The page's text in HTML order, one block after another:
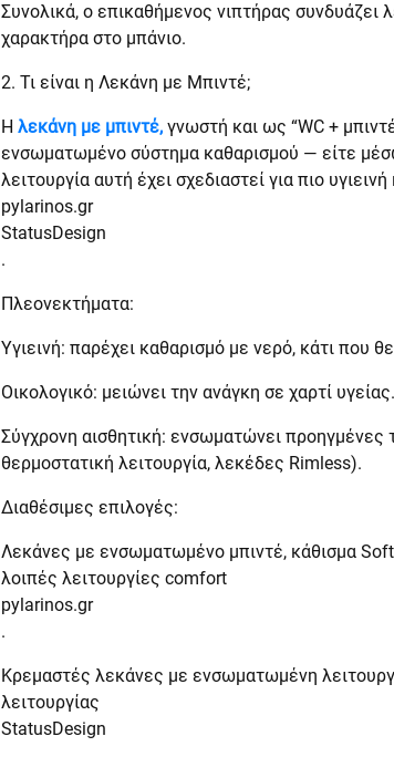
Συνολικά, ο επικαθήμενος νιπτήρας συνδυάζει
χαρακτήρα στο μπάνιο.
2. Τι είναι η Λεκάνη με Μπιντέ;
Η λεκάνη με μπιντέ, γνωστή και ως “WC +
ενσωματωμένο σύστημα καθαρισμού — είτε
λειτουργία αυτή έχει σχεδιαστεί για πιο
pylarinos.gr
StatusDesign
.
Πλεονεκτήματα:
Υγιεινή: παρέχει καθαρισμό με νερό, κάτι που
Οικολογικό: μειώνει την ανάγκη σε χαρτί υγείας.
Σύγχρονη αισθητική: ενσωματώνει
θερμοστατική λειτουργία, λεκέδες Rimless).
Διαθέσιμες επιλογές:
Λεκάνες με ενσωματωμένο μπιντέ, κάθισμα
λοιπές λειτουργίες comfort
pylarinos.gr
.
Κρεμαστές λεκάνες με ενσωματωμένη
λειτουργίας
StatusDesign